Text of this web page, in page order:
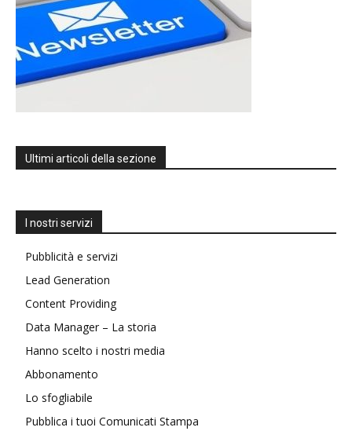
Ultimi articoli della sezione
I nostri servizi
Pubblicità e servizi
Lead Generation
Content Providing
Data Manager – La storia
Hanno scelto i nostri media
Abbonamento
Lo sfogliabile
Pubblica i tuoi Comunicati Stampa